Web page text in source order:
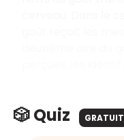
🎲 Quiz GRATUIT